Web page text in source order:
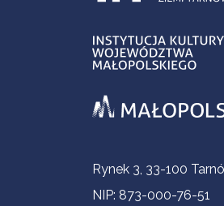
Informacje
Rynek 3, 33-100
NIP: 873-000-76-51